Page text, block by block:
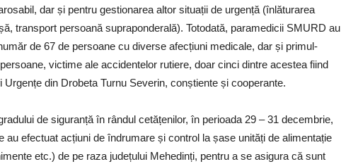
dar și pentru gestionarea altor situații de urgență (înlăturarea
transport persoană supraponderală). Totodată, paramedicii SMURD au
de 67 de persoane cu diverse afecțiuni medicale, dar și primul-
victime ale accidentelor rutiere, doar cinci dintre acestea fiind
din Drobeta Turnu Severin, conștiente și cooperante.
de siguranță în rândul cetățenilor, în perioada 29 – 31 decembrie,
au efectuat acțiuni de îndrumare și control la șase unități de alimentație
etc.) de pe raza județului Mehedinți, pentru a se asigura că sunt